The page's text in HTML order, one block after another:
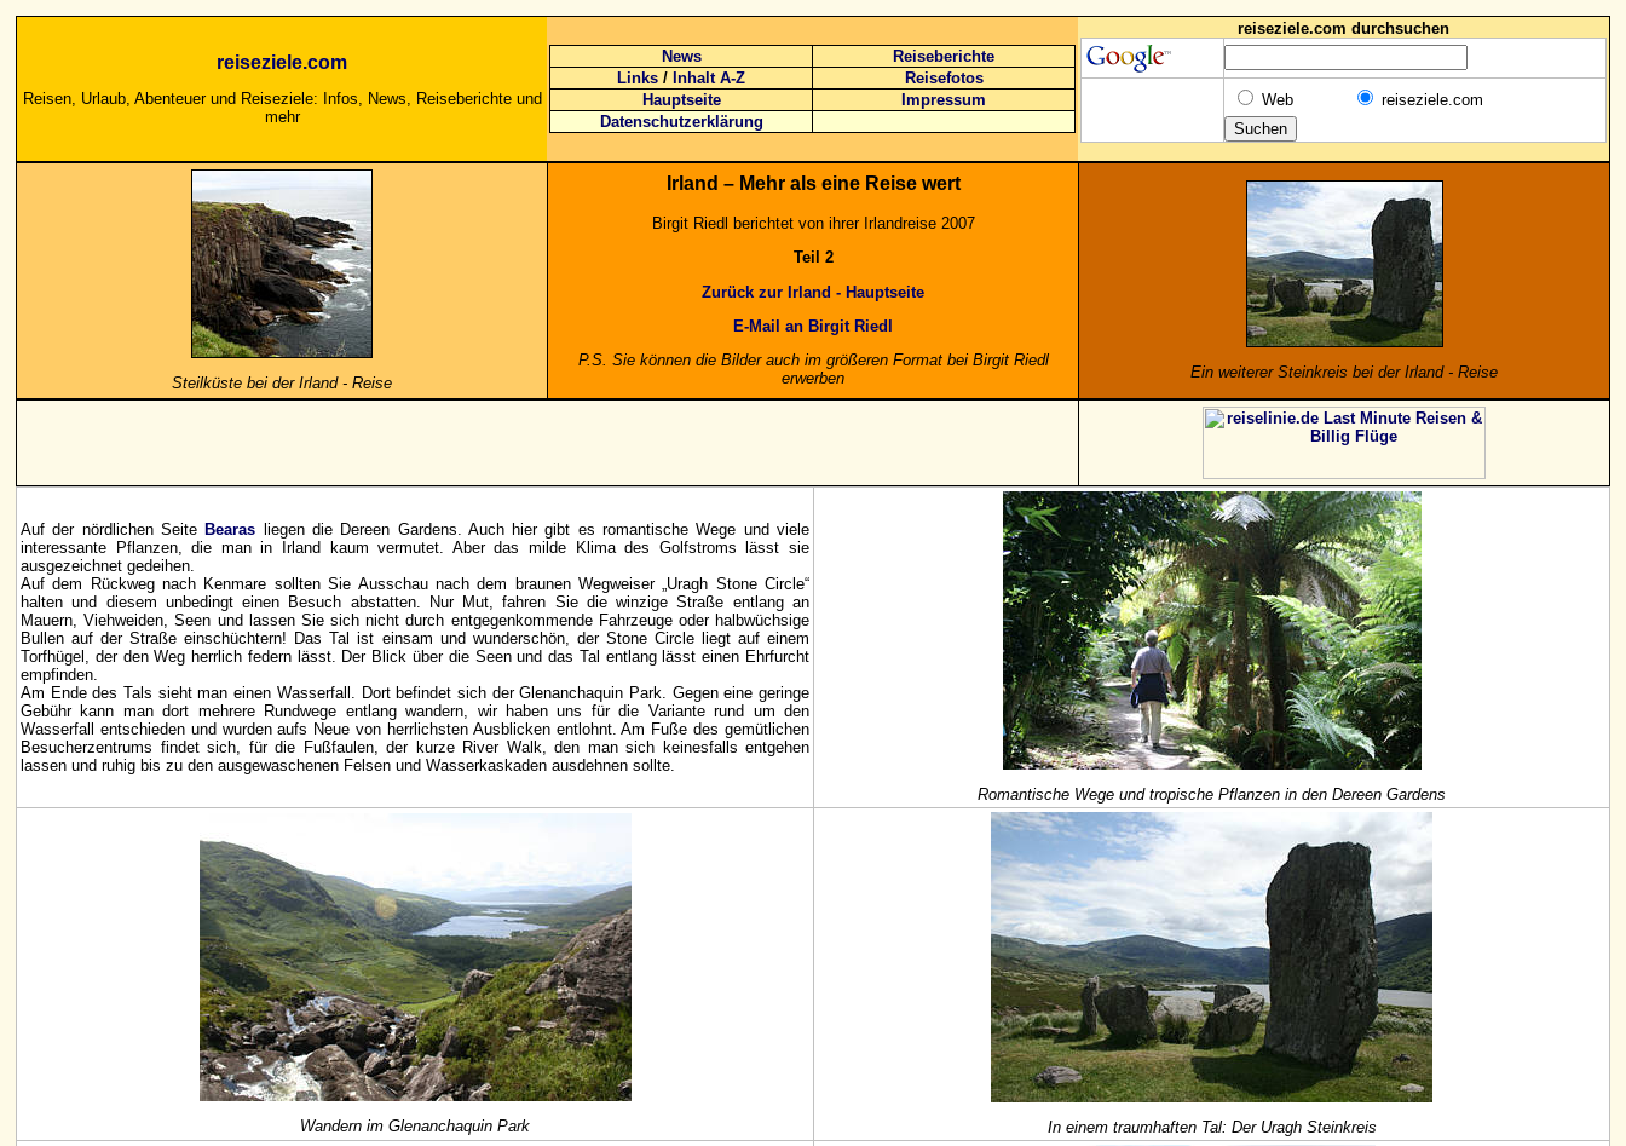
reiseziele.com
Reisen, Urlaub, Abenteuer und Reiseziele: Infos, News, Reiseberichte und
mehr
News
Reiseberichte
Links / Inhalt A-Z
Reisefotos
Hauptseite
Impressum
Datenschutzerklärung
reiseziele.com durchsuchen
Web reiseziele.com
Steilküste bei der Irland - Reise
Irland – Mehr als eine Reise wert
Birgit Riedl berichtet von ihrer Irlandreise 2007
Teil 2
Zurück zur Irland - Hauptseite
E-Mail an Birgit Riedl
P.S. Sie können die Bilder auch im größeren Format bei Birgit Riedl
erwerben
Ein weiterer Steinkreis bei der Irland - Reise
Auf der nördlichen Seite Bearas liegen die Dereen Gardens. Auch hier gibt es romantische Wege und viele
interessante Pflanzen, die man in Irland kaum vermutet. Aber das milde Klima des Golfstroms lässt sie
ausgezeichnet gedeihen.
Auf dem Rückweg nach Kenmare sollten Sie Ausschau nach dem braunen Wegweiser „Uragh Stone Circle“
halten und diesem unbedingt einen Besuch abstatten. Nur Mut, fahren Sie die winzige Straße entlang an
Mauern, Viehweiden, Seen und lassen Sie sich nicht durch entgegenkommende Fahrzeuge oder halbwüchsige
Bullen auf der Straße einschüchtern! Das Tal ist einsam und wunderschön, der Stone Circle liegt auf einem
Torfhügel, der den Weg herrlich federn lässt. Der Blick über die Seen und das Tal entlang lässt einen Ehrfurcht
empfinden.
Am Ende des Tals sieht man einen Wasserfall. Dort befindet sich der Glenanchaquin Park. Gegen eine geringe
Gebühr kann man dort mehrere Rundwege entlang wandern, wir haben uns für die Variante rund um den
Wasserfall entschieden und wurden aufs Neue von herrlichsten Ausblicken entlohnt. Am Fuße des gemütlichen
Besucherzentrums findet sich, für die Fußfaulen, der kurze River Walk, den man sich keinesfalls entgehen
lassen und ruhig bis zu den ausgewaschenen Felsen und Wasserkaskaden ausdehnen sollte.
Romantische Wege und tropische Pflanzen in den Dereen Gardens
Wandern im Glenanchaquin Park In einem traumhaften Tal: Der Uragh Steinkreis